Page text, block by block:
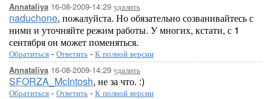
Annataliya 16-08-2009-14:29 удалить
naduchone, пожалуйста. Но обязательно созванивайтесь с
ними и уточняйте режим работы. У многих, кстати, с 1
сентября он может поменяться.
Обратиться - Ответить - К полной версии
Annataliya 16-08-2009-14:29 удалить
SFORZA_McIntosh, не за что. :)
Обратиться - Ответить - К полной версии